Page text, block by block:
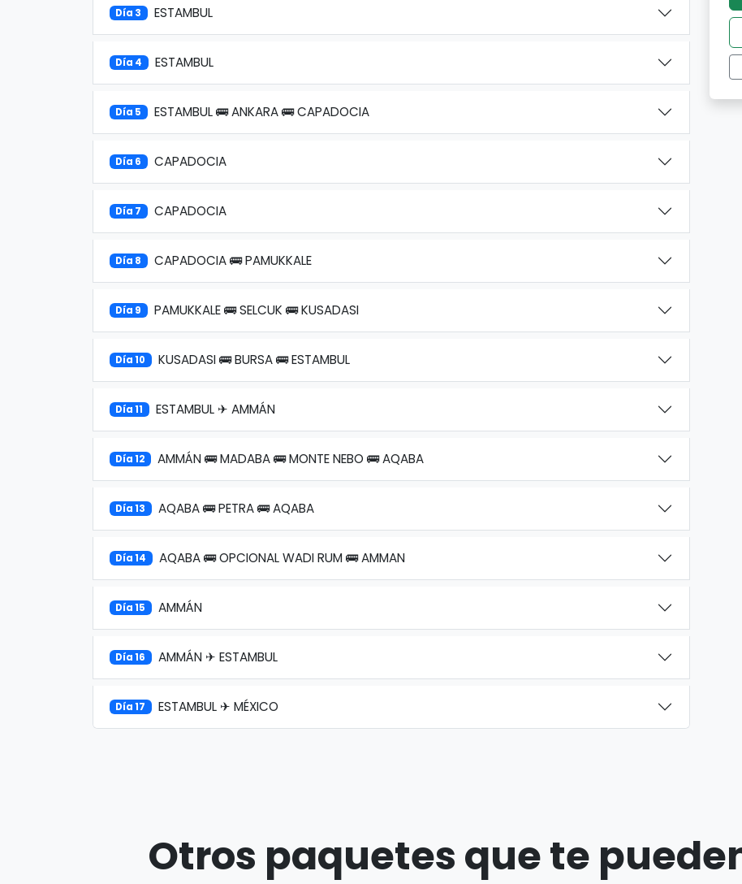
Día 3 ESTAMBUL
Día 4 ESTAMBUL
Día 5 ESTAMBUL 🚌 ANKARA 🚌 CAPADOCIA
Día 6 CAPADOCIA
Día 7 CAPADOCIA
Día 8 CAPADOCIA 🚌 PAMUKKALE
Día 9 PAMUKKALE 🚌 SELCUK 🚌 KUSADASI
Día 10 KUSADASI 🚌 BURSA 🚌 ESTAMBUL
Día 11 ESTAMBUL ✈ AMMÁN
Día 12 AMMÁN 🚌 MADABA 🚌 MONTE NEBO 🚌 AQABA
Día 13 AQABA 🚌 PETRA 🚌 AQABA
Día 14 AQABA 🚌 OPCIONAL WADI RUM 🚌 AMMAN
Día 15 AMMÁN
Día 16 AMMÁN ✈ ESTAMBUL
Día 17 ESTAMBUL ✈ MÉXICO
Otros paquetes que te